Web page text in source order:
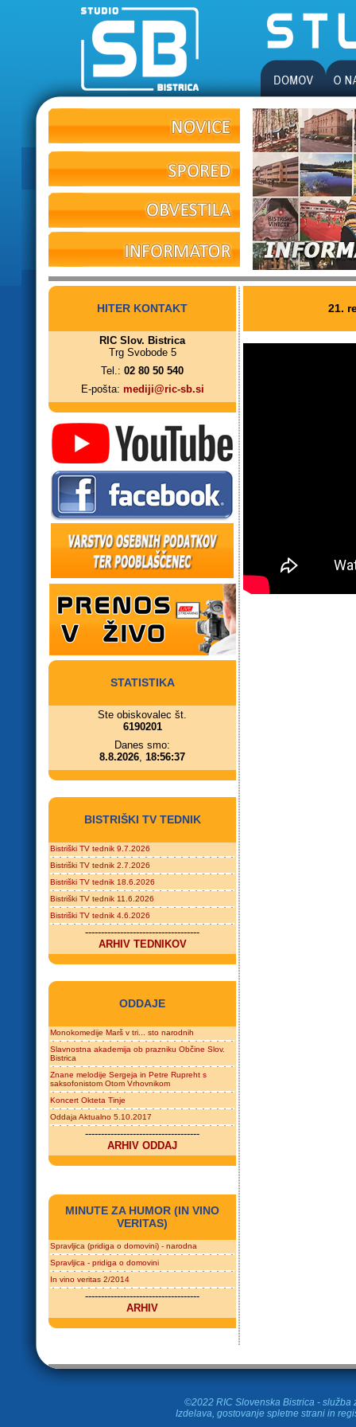
HITER KONTAKT
RIC Slov. Bistrica
Trg Svobode 5
Tel.: 02 80 50 540
E-pošta: mediji@ric-sb.si
STATISTIKA
Ste obiskovalec št.
6190201
Danes smo:
8.8.2026, 18:56:37
BISTRIŠKI TV TEDNIK
Bistriški TV tednik 9.7.2026
Bistriški TV tednik 2.7.2026
Bistriški TV tednik 18.6.2026
Bistriški TV tednik 11.6.2026
Bistriški TV tednik 4.6.2026
------------------------------------
ARHIV TEDNIKOV
ODDAJE
Monokomedije Marš v tri... sto narodnih
Slavnostna akademija ob prazniku Občine Slov.
Bistrica
Znane melodije Sergeja in Petre Rupreht s
saksofonistom Otom Vrhovnikom
Koncert Okteta Tinje
Oddaja Aktualno 5.10.2017
------------------------------------
ARHIV ODDAJ
MINUTE ZA HUMOR (IN VINO
VERITAS)
Spravljica (pridiga o domovini) - narodna
Spravljica - pridiga o domovini
In vino veritas 2/2014
------------------------------------
ARHIV
21.
©2022 RIC Slovenska Bistrica - služba
Izdelava, gostovanje spletne strani in